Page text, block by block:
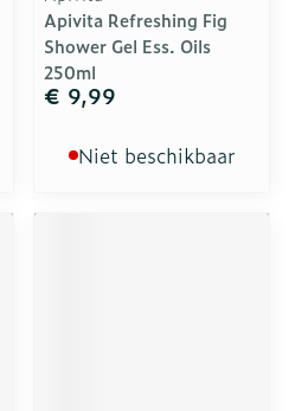
Apivita Refreshing Fig
Shower Gel Ess. Oils
250ml
€ 9,99
Niet beschikbaar